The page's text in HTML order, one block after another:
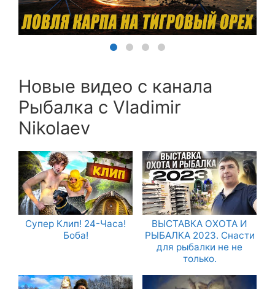
Новые видео с канала
Рыбалка с Vladimir
Nikolaev
Супер Клип! 24-Часа!
Боба!
ВЫСТАВКА ОХОТА И
РЫБАЛКА 2023. Снасти
для рыбалки не не
только.